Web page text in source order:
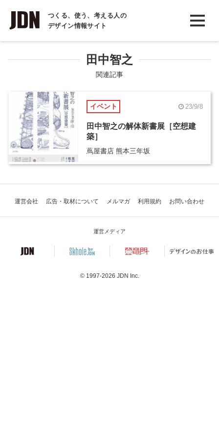
つくる、使う、考える人の
デザイン情報サイト
INTERVIEW
インタビュー
COLUMN
コラム
田中智之
関連記事
イベント 23/9/8
田中智之の解体新書展［空想建
築］
蔦屋書店 熊本三年坂
運営会社 広告・取材について メルマガ 利用規約 お問い合わせ
運営メディア
© 1997-2026 JDN Inc.